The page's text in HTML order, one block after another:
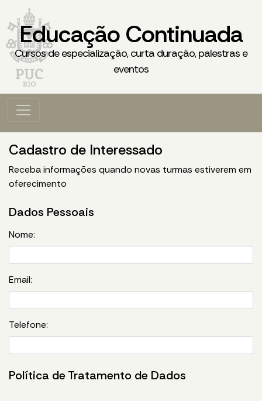
Educação Continuada
Cursos de especialização, curta duração, palestras e
eventos
Cadastro de Interessado
Receba informações quando novas turmas estiverem em
oferecimento
Dados Pessoais
Nome:
Email:
Telefone:
Política de Tratamento de Dados